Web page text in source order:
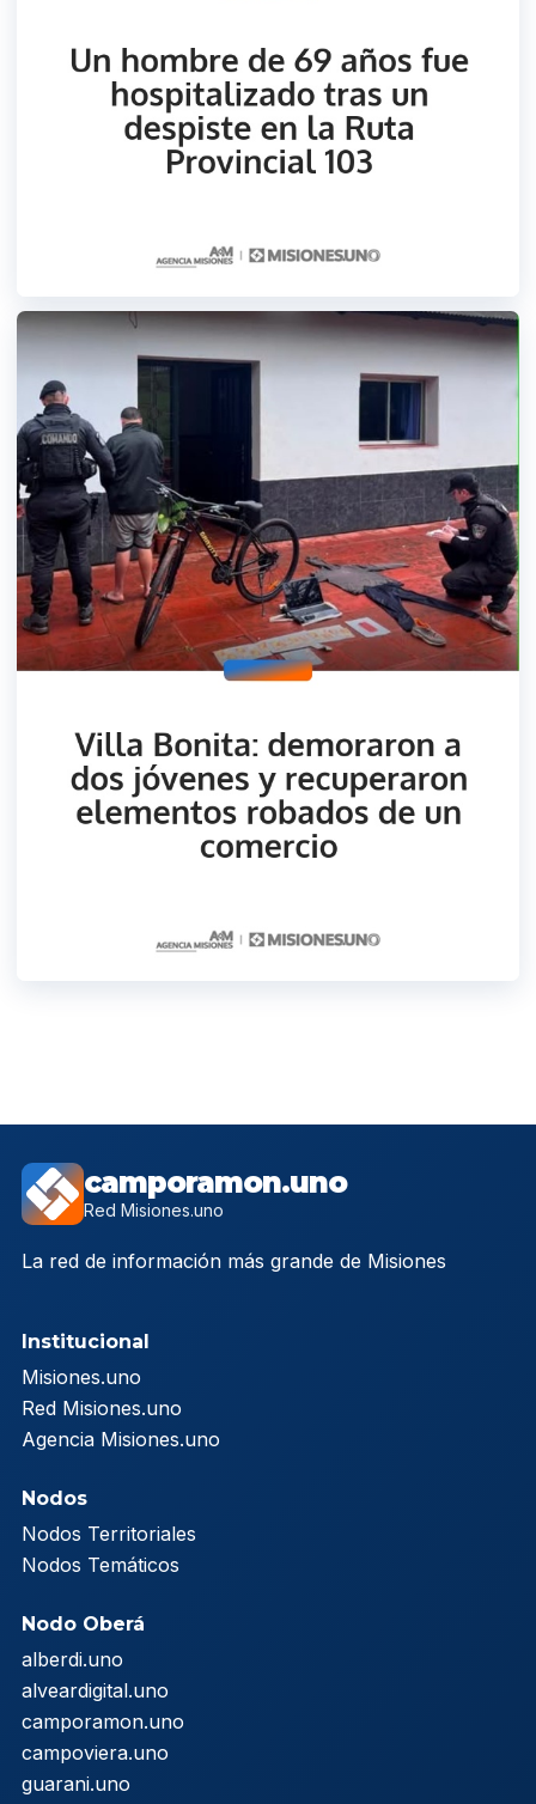
camporamon.uno
Red Misiones.uno
La red de información más grande de Misiones
Institucional
Misiones.uno
Red Misiones.uno
Agencia Misiones.uno
Nodos
Nodos Territoriales
Nodos Temáticos
Nodo Oberá
alberdi.uno
alveardigital.uno
camporamon.uno
campoviera.uno
guarani.uno